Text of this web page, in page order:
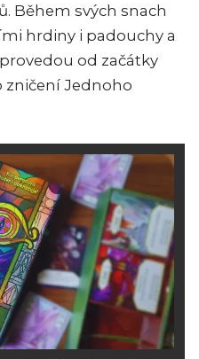
Během svých snach
hrdiny i padouchy a
od začátky
zničení Jednoho